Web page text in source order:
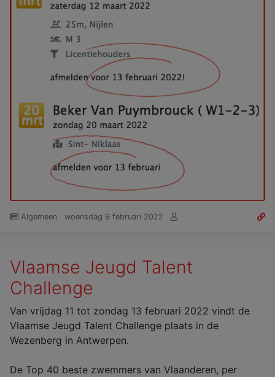
Algemeen woensdag 9 februari 2022
Vlaamse Jeugd Talent
Challenge
Van vrijdag 11 tot zondag 13 februari 2022 vindt de
Vlaamse Jeugd Talent Challenge plaats in de
Wezenberg in Antwerpen.
De Top 40 beste zwemmers van Vlaanderen, per